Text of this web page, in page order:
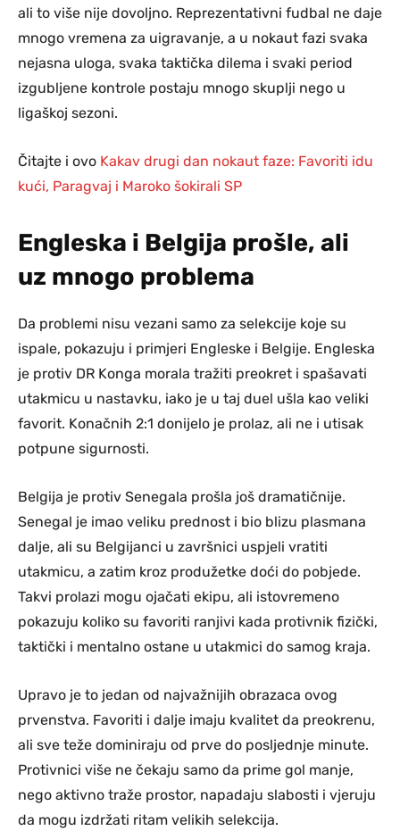
ali to više nije dovoljno. Reprezentativni fudbal ne daje
mnogo vremena za uigravanje, a u nokaut fazi svaka
nejasna uloga, svaka taktička dilema i svaki period
izgubljene kontrole postaju mnogo skuplji nego u
ligaškoj sezoni.
Čitajte i ovo Kakav drugi dan nokaut faze: Favoriti idu
kući, Paragvaj i Maroko šokirali SP
Engleska i Belgija prošle, ali
uz mnogo problema
Da problemi nisu vezani samo za selekcije koje su
ispale, pokazuju i primjeri Engleske i Belgije. Engleska
je protiv DR Konga morala tražiti preokret i spašavati
utakmicu u nastavku, iako je u taj duel ušla kao veliki
favorit. Konačnih 2:1 donijelo je prolaz, ali ne i utisak
potpune sigurnosti.
Belgija je protiv Senegala prošla još dramatičnije.
Senegal je imao veliku prednost i bio blizu plasmana
dalje, ali su Belgijanci u završnici uspjeli vratiti
utakmicu, a zatim kroz produžetke doći do pobjede.
Takvi prolazi mogu ojačati ekipu, ali istovremeno
pokazuju koliko su favoriti ranjivi kada protivnik fizički,
taktički i mentalno ostane u utakmici do samog kraja.
Upravo je to jedan od najvažnijih obrazaca ovog
prvenstva. Favoriti i dalje imaju kvalitet da preokrenu,
ali sve teže dominiraju od prve do posljednje minute.
Protivnici više ne čekaju samo da prime gol manje,
nego aktivno traže prostor, napadaju slabosti i vjeruju
da mogu izdržati ritam velikih selekcija.